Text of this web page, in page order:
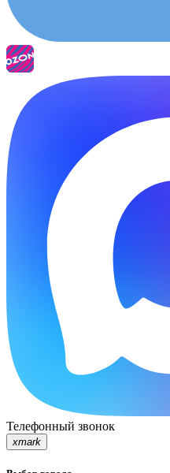
Телефонный звонок
xmark